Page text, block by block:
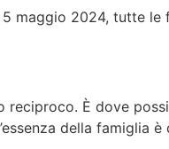
maggio 2024, tutte le
È dove
della famiglia